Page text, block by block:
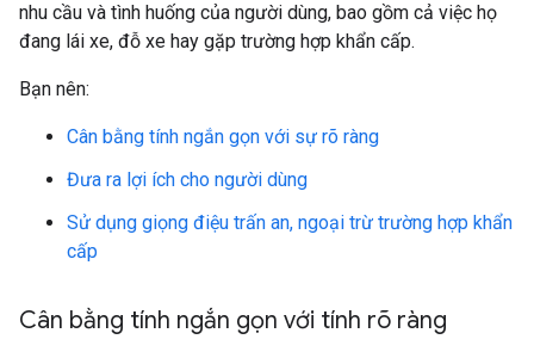
nhu cầu và tình huống của người dùng, bao gồm cả việc họ
đang lái xe, đỗ xe hay gặp trường hợp khẩn cấp.
Bạn nên:
Cân bằng tính ngắn gọn với sự rõ ràng
Đưa ra lợi ích cho người dùng
Sử dụng giọng điệu trấn an, ngoại trừ trường hợp khẩn
cấp
Cân bằng tính ngắn gọn với tính rõ ràng